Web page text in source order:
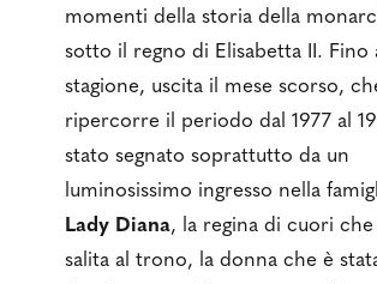
momenti della storia della
sotto il regno di Elisabetta II. Fino
stagione, uscita il mese scorso,
ripercorre il periodo dal 1977 al
stato segnato soprattutto da un
luminosissimo ingresso nella
Lady Diana, la regina di cuori
salita al trono, la donna che è